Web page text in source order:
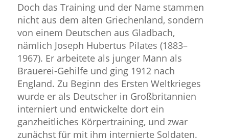
Doch das Training und der Name stammen
nicht aus dem alten Griechenland, sondern
von einem Deutschen aus Gladbach,
nämlich Joseph Hubertus Pilates (1883–
1967). Er arbeitete als junger Mann als
Brauerei-Gehilfe und ging 1912 nach
England. Zu Beginn des Ersten Weltkrieges
wurde er als Deutscher in Großbritannien
interniert und entwickelte dort ein
ganzheitliches Körpertraining, und zwar
zunächst für mit ihm internierte Soldaten.